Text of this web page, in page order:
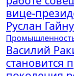
вице-
Руслан
Василий
становится